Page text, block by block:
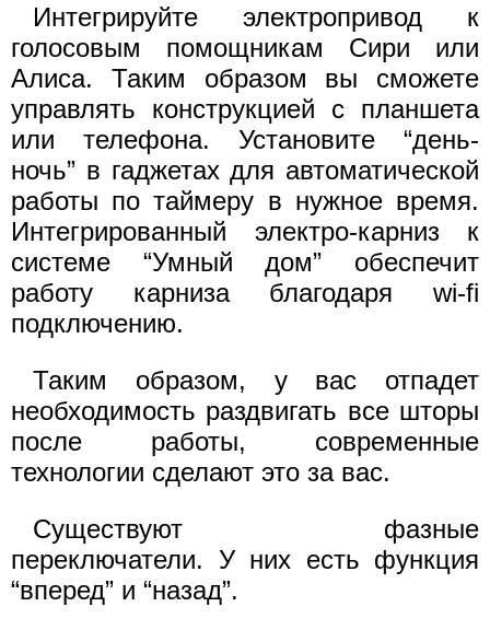
Интегрируйте электропривод к
голосовым помощникам Сири или
Алиса. Таким образом вы сможете
управлять конструкцией с планшета
или телефона. Установите “день-
ночь” в гаджетах для автоматической
работы по таймеру в нужное время.
Интегрированный электро-карниз к
системе “Умный дом” обеспечит
работу карниза благодаря wi-fi
подключению.
Таким образом, у вас отпадет
необходимость раздвигать все шторы
после работы, современные
технологии сделают это за вас.
Существуют фазные
переключатели. У них есть функция
“вперед” и “назад”.